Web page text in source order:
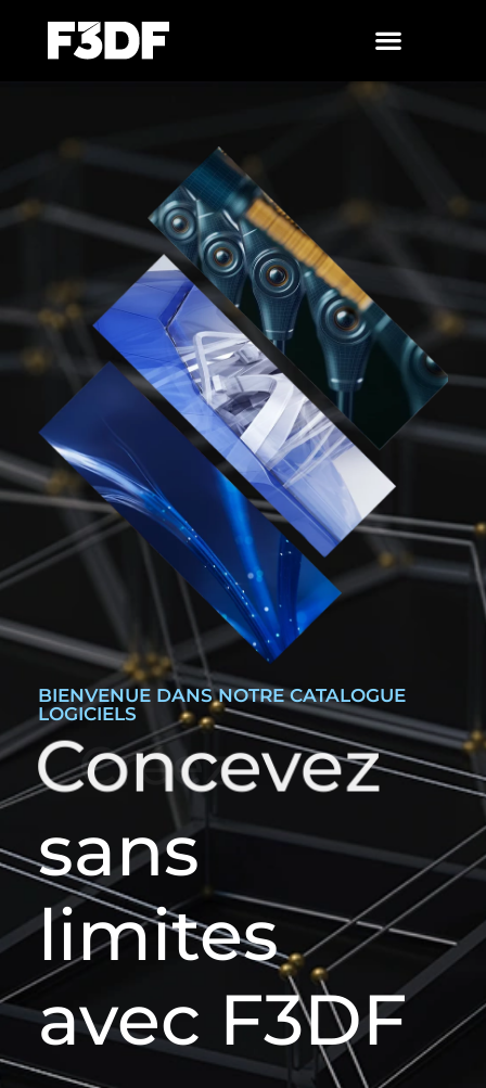
BIENVENUE DANS NOTRE CATALOGUE
LOGICIELS
Concevez
sans
limites
avec F3DF